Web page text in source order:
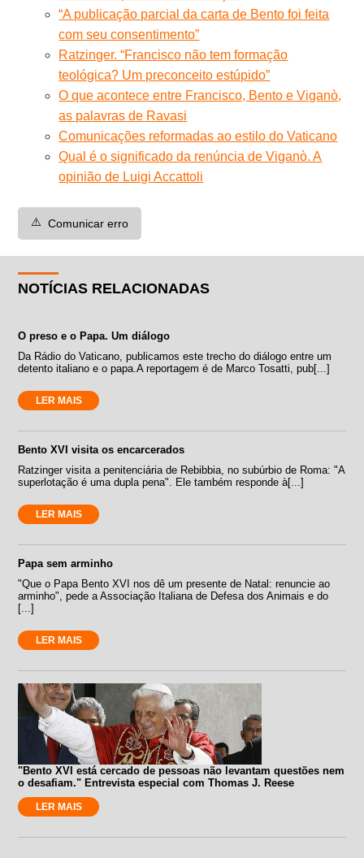
“A publicação parcial da carta de Bento foi feita
com seu consentimento”
Ratzinger. “Francisco não tem formação
teológica? Um preconceito estúpido”
O que acontece entre Francisco, Bento e Viganò,
as palavras de Ravasi
Comunicações reformadas ao estilo do Vaticano
Qual é o significado da renúncia de Viganò. A
opinião de Luigi Accattoli
⚠️ Comunicar erro
NOTÍCIAS RELACIONADAS
O preso e o Papa. Um diálogo
Da Rádio do Vaticano, publicamos este trecho do diálogo entre um
detento italiano e o papa.A reportagem é de Marco Tosatti, pub[...]
LER MAIS
Bento XVI visita os encarcerados
Ratzinger visita a penitenciária de Rebibbia, no subúrbio de Roma: "A
superlotação é uma dupla pena". Ele também responde à[...]
LER MAIS
Papa sem arminho
"Que o Papa Bento XVI nos dê um presente de Natal: renuncie ao
arminho", pede a Associação Italiana de Defesa dos Animais e do
[...]
LER MAIS
"Bento XVI está cercado de pessoas não levantam questões nem
o desafiam." Entrevista especial com Thomas J. Reese
LER MAIS